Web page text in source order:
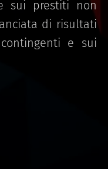
sui prestiti non
di risultati
e sui